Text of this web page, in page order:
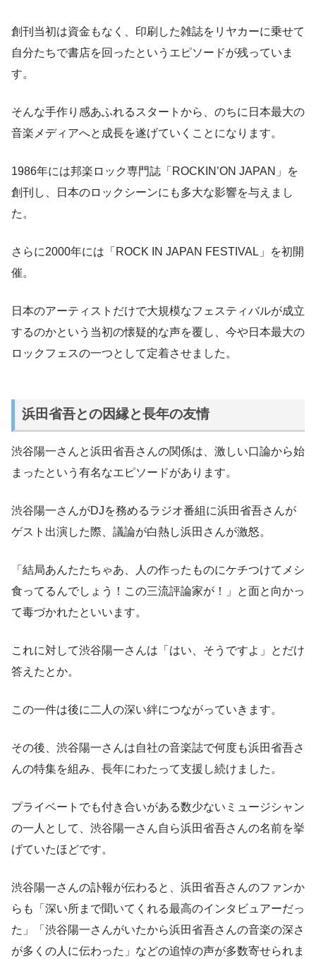
創刊当初は資金もなく、印刷した雑誌をリヤカーに乗せて
自分たちで書店を回ったというエピソードが残っていま
す。
そんな手作り感あふれるスタートから、のちに日本最大の
音楽メディアへと成長を遂げていくことになります。
1986年には邦楽ロック専門誌「ROCKIN’ON JAPAN」を
創刊し、日本のロックシーンにも多大な影響を与えまし
た。
さらに2000年には「ROCK IN JAPAN FESTIVAL」を初開
催。
日本のアーティストだけで大規模なフェスティバルが成立
するのかという当初の懐疑的な声を覆し、今や日本最大の
ロックフェスの一つとして定着させました。
浜田省吾との因縁と長年の友情
渋谷陽一さんと浜田省吾さんの関係は、激しい口論から始
まったという有名なエピソードがあります。
渋谷陽一さんがDJを務めるラジオ番組に浜田省吾さんが
ゲスト出演した際、議論が白熱し浜田さんが激怒。
「結局あんたたちゃあ、人の作ったものにケチつけてメシ
食ってるんでしょう！この三流評論家が！」と面と向かっ
て毒づかれたといいます。
これに対して渋谷陽一さんは「はい、そうですよ」とだけ
答えたとか。
この一件は後に二人の深い絆につながっていきます。
その後、渋谷陽一さんは自社の音楽誌で何度も浜田省吾さ
んの特集を組み、長年にわたって支援し続けました。
プライベートでも付き合いがある数少ないミュージシャン
の一人として、渋谷陽一さん自ら浜田省吾さんの名前を挙
げていたほどです。
渋谷陽一さんの訃報が伝わると、浜田省吾さんのファンか
らも「深い所まで聞いてくれる最高のインタビュアーだっ
た」「渋谷陽一さんがいたから浜田省吾さんの音楽の深さ
が多くの人に伝わった」などの追悼の声が多数寄せられま